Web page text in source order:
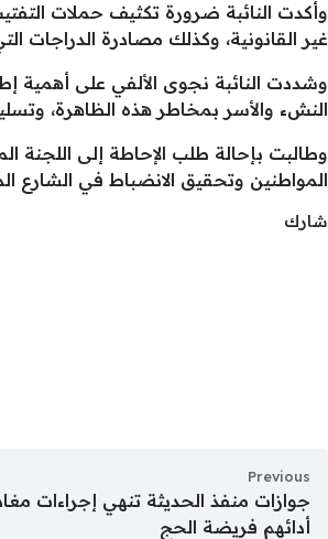
وأكدت النائبة ضرورة تكثيف حملات
غير القانونية، وكذلك مصادرة الدراجات
وشددت النائبة نجوى الألفي على أهمية
النشء والأسر بمخاطر هذه الظاهرة،
وطالبت بإحالة طلب الإحاطة إلى
المواطنين وتحقيق الانضباط في الشارع
شارك
Previous
جوازات منفذ الحديثة تنهي إجراءات
أدائهم فريضة الحج